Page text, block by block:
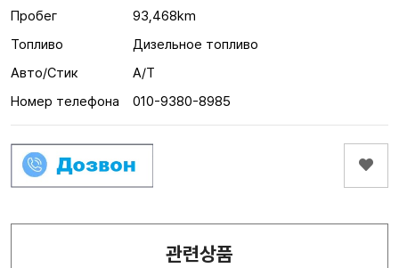
Пробег
93,468km
Топливо
Дизельное топливо
Авто/Стик
A/T
Номер телефона
010-9380-8985
관련상품